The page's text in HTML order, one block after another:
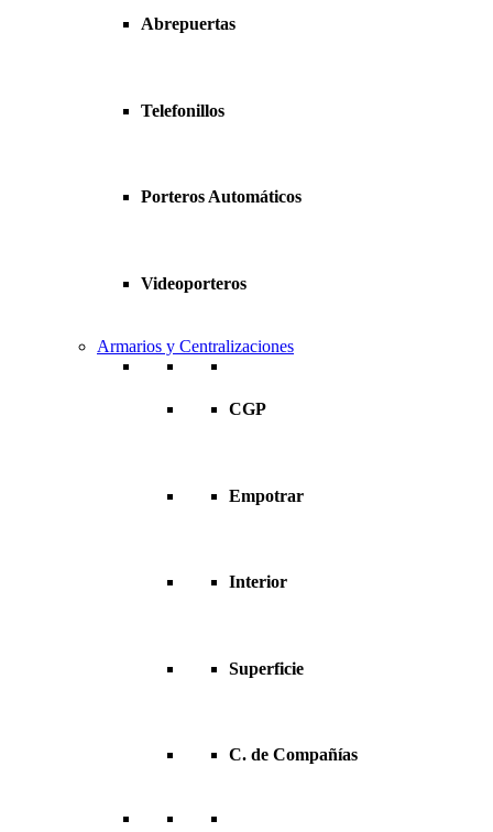
Abrepuertas
Telefonillos
Porteros Automáticos
Videoporteros
Armarios y Centralizaciones
CGP
Empotrar
Interior
Superficie
C. de Compañías